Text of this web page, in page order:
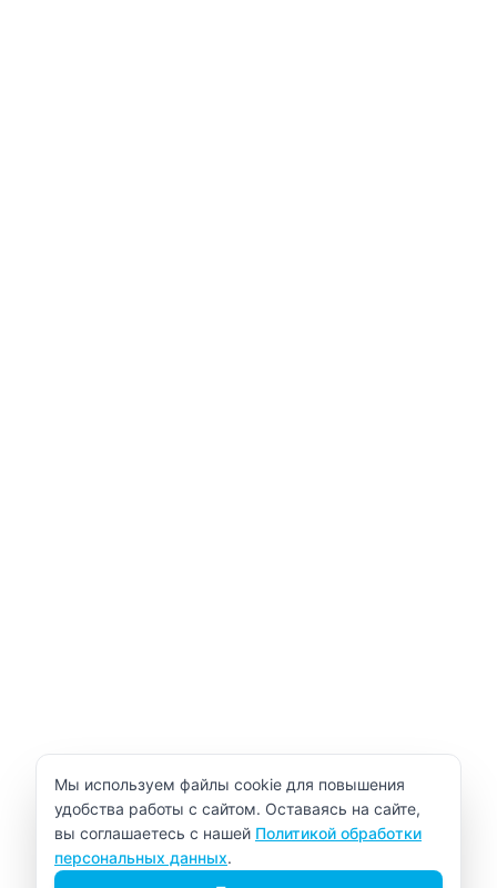
Уведомление об использовании cookie
Мы используем файлы cookie для повышения
удобства работы с сайтом. Оставаясь на сайте,
вы соглашаетесь с нашей Политикой обработки
персональных данных.